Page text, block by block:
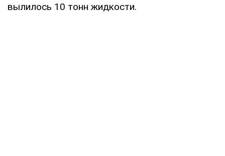
вылилось 10 тонн жидкости.